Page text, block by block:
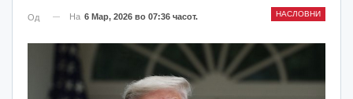
НАСЛОВНИ
Од На 6 Мар, 2026 во 07:36 часот.